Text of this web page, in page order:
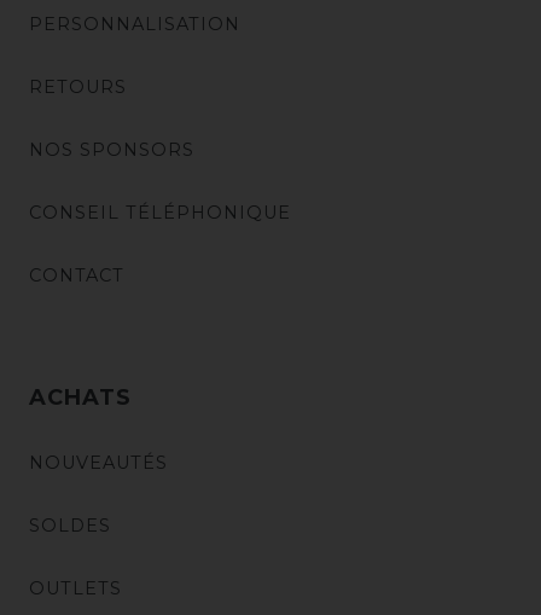
PERSONNALISATION
RETOURS
NOS SPONSORS
CONSEIL TÉLÉPHONIQUE
CONTACT
ACHATS
NOUVEAUTÉS
SOLDES
OUTLETS